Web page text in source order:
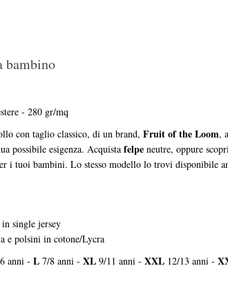
bambino
- 280 gr/mq
con taglio classico, di un brand, Fruit of the Loom,
possibile esigenza. Acquista felpeneutre, oppure
i tuoi bambini. Lo stesso modello lo trovi disponibile
single jersey
e polsini in cotone/Lycra
anni - L7/8 anni - XL9/11 anni - XXL12/13 anni -